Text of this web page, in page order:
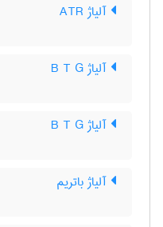
آلیاژ ATR
آلیاژ B T G
آلیاژ B T G
آلیاژ باتریم